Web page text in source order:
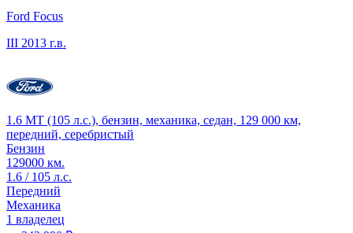
Ford Focus
III 2013 г.в.
1.6 MT (105 л.с.), бензин, механика, седан, 129 000 км,
передний, серебристый
Бензин
129000 км.
1.6 / 105 л.с.
Передний
Механика
1 владелец